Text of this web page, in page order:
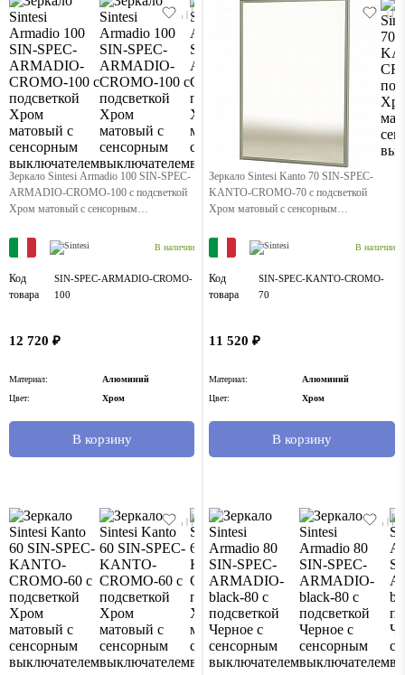
Зеркало Sintesi Armadio 100 SIN-SPEC-
ARMADIO-CROMO-100 с подсветкой
Хром матовый с сенсорным
В наличии
Код
товара
SIN-SPEC-ARMADIO-CROMO-
100
12 720 ₽
Материал:
Алюминий
Цвет:
Хром
В корзину
Зеркало Sintesi Kanto 70 SIN-SPEC-
KANTO-CROMO-70 с подсветкой
Хром матовый с сенсорным
В наличии
Код
товара
SIN-SPEC-KANTO-CROMO-
70
11 520 ₽
Материал:
Алюминий
Цвет:
Хром
В корзину